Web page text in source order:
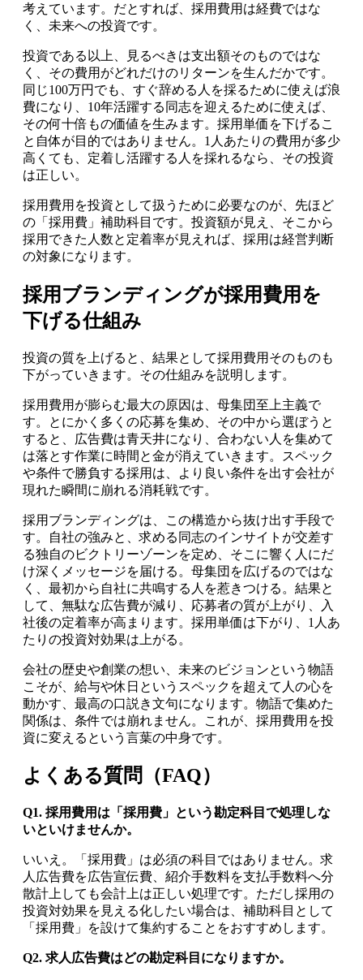
考えています。だとすれば、採用費用は経費ではな
く、未来への投資です。
投資である以上、見るべきは支出額そのものではな
く、その費用がどれだけのリターンを生んだかです。
同じ100万円でも、すぐ辞める人を採るために使えば浪
費になり、10年活躍する同志を迎えるために使えば、
その何十倍もの価値を生みます。採用単価を下げるこ
と自体が目的ではありません。1人あたりの費用が多少
高くても、定着し活躍する人を採れるなら、その投資
は正しい。
採用費用を投資として扱うために必要なのが、先ほど
の「採用費」補助科目です。投資額が見え、そこから
採用できた人数と定着率が見えれば、採用は経営判断
の対象になります。
採用ブランディングが採用費用を
下げる仕組み
投資の質を上げると、結果として採用費用そのものも
下がっていきます。その仕組みを説明します。
採用費用が膨らむ最大の原因は、母集団至上主義で
す。とにかく多くの応募を集め、その中から選ぼうと
すると、広告費は青天井になり、合わない人を集めて
は落とす作業に時間と金が消えていきます。スペック
や条件で勝負する採用は、より良い条件を出す会社が
現れた瞬間に崩れる消耗戦です。
採用ブランディングは、この構造から抜け出す手段で
す。自社の強みと、求める同志のインサイトが交差す
る独自のビクトリーゾーンを定め、そこに響く人にだ
け深くメッセージを届ける。母集団を広げるのではな
く、最初から自社に共鳴する人を惹きつける。結果と
して、無駄な広告費が減り、応募者の質が上がり、入
社後の定着率が高まります。採用単価は下がり、1人あ
たりの投資対効果は上がる。
会社の歴史や創業の想い、未来のビジョンという物語
こそが、給与や休日というスペックを超えて人の心を
動かす、最高の口説き文句になります。物語で集めた
関係は、条件では崩れません。これが、採用費用を投
資に変えるという言葉の中身です。
よくある質問（FAQ）
Q1. 採用費用は「採用費」という勘定科目で処理しな
いといけませんか。
いいえ。「採用費」は必須の科目ではありません。求
人広告費を広告宣伝費、紹介手数料を支払手数料へ分
散計上しても会計上は正しい処理です。ただし採用の
投資対効果を見える化したい場合は、補助科目として
「採用費」を設けて集約することをおすすめします。
Q2. 求人広告費はどの勘定科目になりますか。